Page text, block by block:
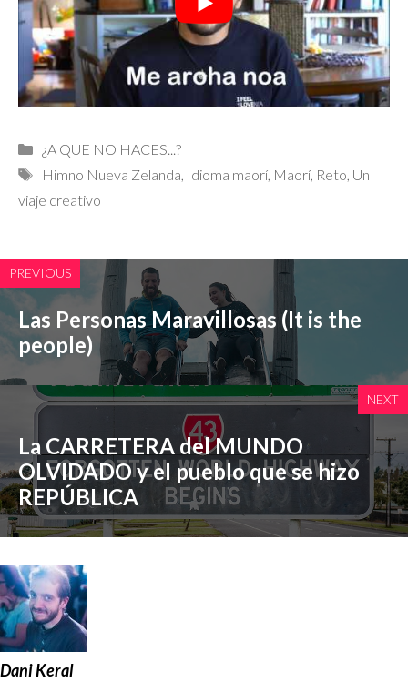
Categorías
¿A QUE NO HACES...?
Etiquetas
Himno Nueva Zelanda Idioma maorí, Maorí, Reto Un
viaje creativo
PREVIOUS
Las Personas Maravillosas (It is the
people)
NEXT
La CARRETERA del MUNDO
OLVIDADO y el pueblo que se hizo
REPÚBLICA
Dani Keral